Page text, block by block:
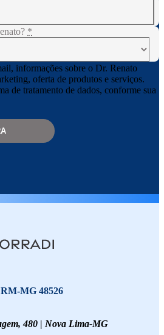
*
informações sobre o Dr. Renato
oferta de produtos e serviços.
de tratamento de dados, conforme sua
MG 48526
480 | Nova Lima-MG